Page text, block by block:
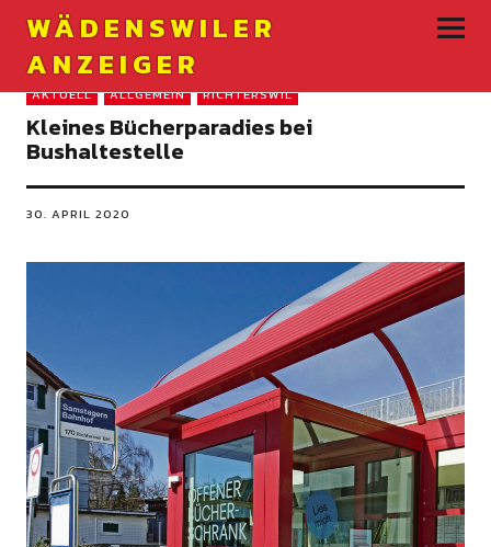
WÄDENSWILER
ANZEIGER
AKTUELL ALLGEMEIN RICHTERSWIL
Kleines Bücherparadies bei
Bushaltestelle
30. APRIL 2020